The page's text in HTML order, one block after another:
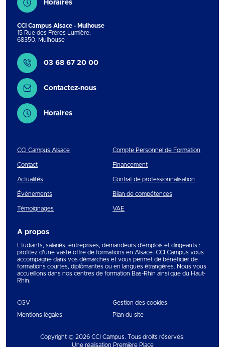
Horaires
CCI Campus Alsace - Mulhouse
15 Rue des Frères Lumière,
68350, Mulhouse
Contact
03 68 67 20 00
Contactez-nous
Horaires
CCI Campus Alsace
Contact
Actualités
Événements
Témoignages
Compte Personnel de Formation
Financement
Contrat de professionnalisation
Bilan de compétences
VAE
A propos
Etudiants, salariés, entreprises, demandeurs d’emplois et dirigeants :
profitez d’une vaste offre de formations en Alsace. CCI Campus vous
accompagne dans vos démarches et vous permet de bénéficier de
formations courtes, diplômantes ou en langues étrangères. Nous vous
accueillons dans nos centres de formation Bas-Rhin ainsi que du Haut-
Rhin.
CGV
Gestion des cookies
Mentions légales
Plan du site
Copyright © 2026 CCI Campus. Tous droits réservés.
Une réalisation Première Place